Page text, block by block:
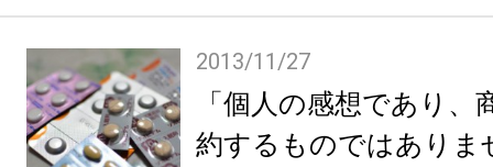
2013/11/27
「個人の感想であり、
約するものではありま